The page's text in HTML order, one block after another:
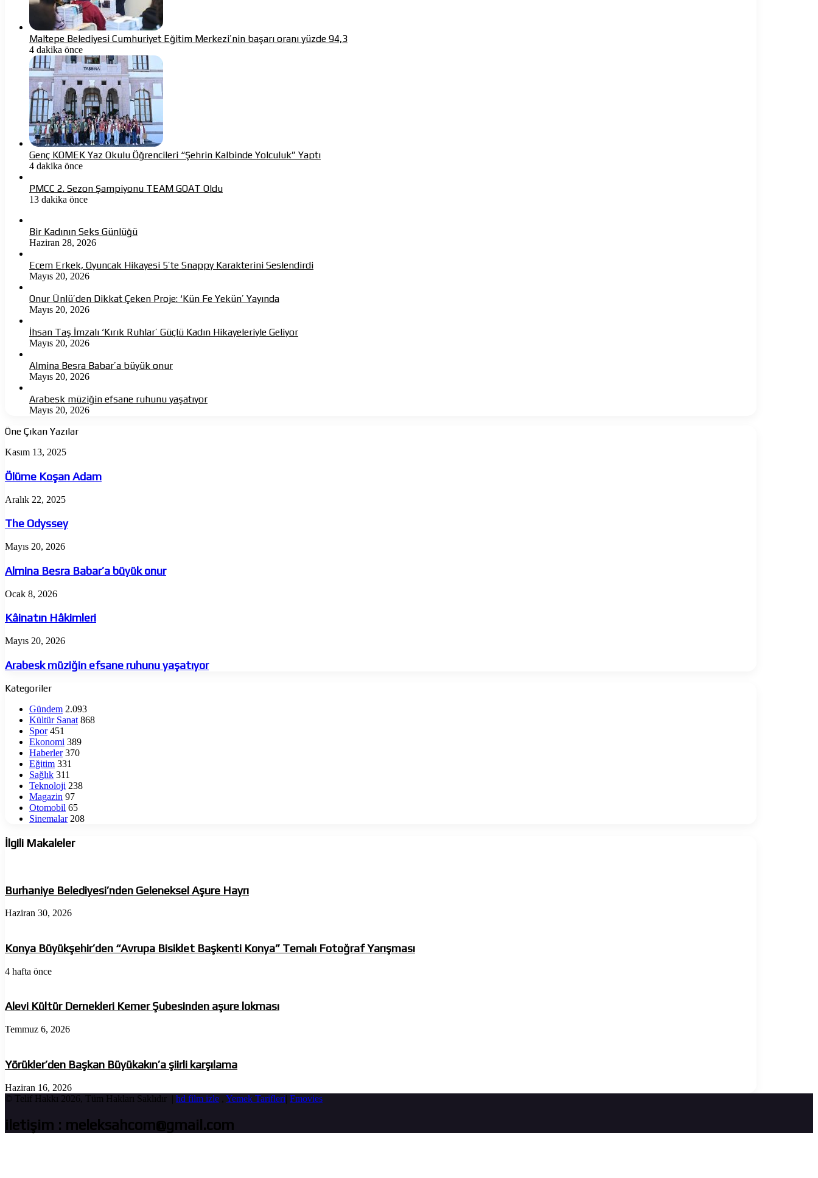
Maltepe Belediyesi Cumhuriyet Eğitim Merkezi’nin başarı oranı yüzde 94,3
4 dakika önce
Genç KOMEK Yaz Okulu Öğrencileri “Şehrin Kalbinde Yolculuk” Yaptı
4 dakika önce
PMCC 2. Sezon Şampiyonu TEAM GOAT Oldu
13 dakika önce
Bir Kadının Seks Günlüğü
Haziran 28, 2026
Ecem Erkek, Oyuncak Hikayesi 5’te Snappy Karakterini Seslendirdi
Mayıs 20, 2026
Onur Ünlü’den Dikkat Çeken Proje: ‘Kün Fe Yekün’ Yayında
Mayıs 20, 2026
İhsan Taş İmzalı ‘Kırık Ruhlar’ Güçlü Kadın Hikayeleriyle Geliyor
Mayıs 20, 2026
Almina Besra Babar’a büyük onur
Mayıs 20, 2026
Arabesk müziğin efsane ruhunu yaşatıyor
Mayıs 20, 2026
Öne Çıkan Yazılar
Ölüme
Adam
Kasım 13, 2025
Ölüme Koşan Adam
The
Aralık 22, 2025
The Odyssey
Almina
Babar’a
büyük
onur
Mayıs 20, 2026
Almina Besra Babar’a büyük onur
Kâinatın
Ocak 8, 2026
Kâinatın Hâkimleri
Arabesk
efsane
ruhunu
yaşatıyor
Mayıs 20, 2026
Arabesk müziğin efsane ruhunu yaşatıyor
Kategoriler
Gündem 2.093
Kültür Sanat 868
Spor 451
Ekonomi 389
Haberler 370
Eğitim 331
Sağlık 311
Teknoloji 238
Magazin 97
Otomobil 65
Sinemalar 208
İlgili Makaleler
Burhaniye Belediyesi’nden Geleneksel Aşure Hayrı
Haziran 30, 2026
Konya Büyükşehir’den “Avrupa Bisiklet Başkenti Konya” Temalı Fotoğraf Yarışması
4 hafta önce
Alevi Kültür Dernekleri Kemer Şubesinden aşure lokması
Temmuz 6, 2026
Yörükler’den Başkan Büyükakın’a şiirli karşılama
Haziran 16, 2026
© Telif Hakkı 2026, Tüm Hakları Saklıdır | hd film izle , Yemek Tarifleri| Fmovies
iletişim : meleksahcom@gmail.com